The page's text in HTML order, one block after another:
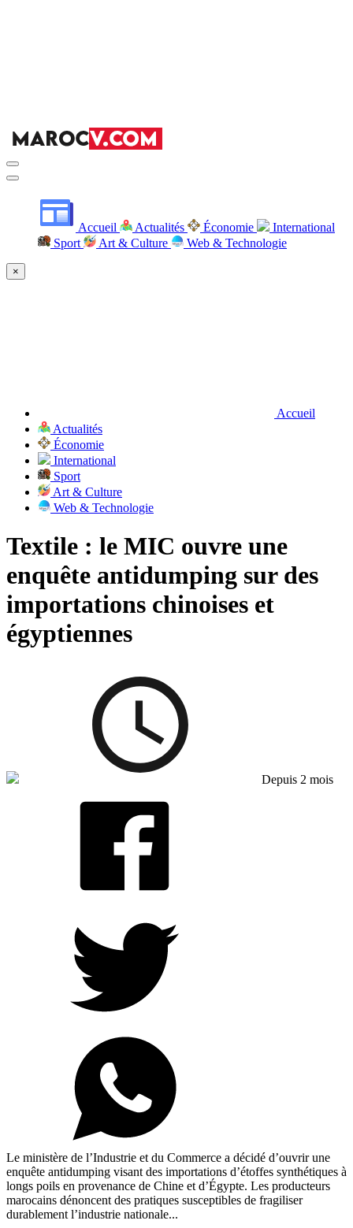
Accueil Actualités Économie
International
Sport
Art & Culture Web & Technologie
×
Accueil
Actualités
Économie
International
Sport
Art & Culture
Web & Technologie
Textile : le MIC ouvre une
enquête antidumping sur des
importations chinoises et
égyptiennes
Depuis 2 mois
Le ministère de l’Industrie et du Commerce a décidé d’ouvrir une
enquête antidumping visant des importations d’étoffes synthétiques à
longs poils en provenance de Chine et d’Égypte. Les producteurs
marocains dénoncent des pratiques susceptibles de fragiliser
durablement l’industrie nationale...